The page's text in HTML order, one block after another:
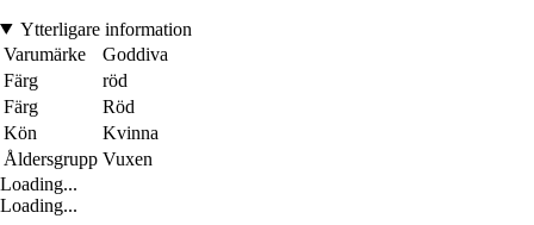
Ytterligare information
Varumärke
Goddiva
Färg
röd
Färg
Röd
Kön
Kvinna
Åldersgrupp Vuxen
Loading...
Loading...